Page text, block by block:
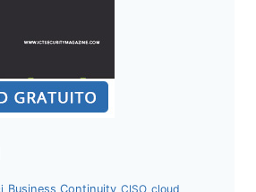
Business Continuity CISO cloud